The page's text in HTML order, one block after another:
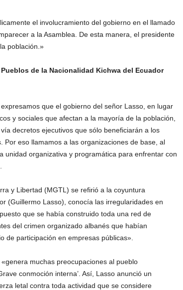
el involucramiento del gobierno en el llamado
a la Asamblea. De esta manera, el presidente
población.»
de la Nacionalidad Kichwa del Ecuador
que el gobierno del señor Lasso, en lugar
y sociales que afectan a la mayoría de la población,
decretos ejecutivos que sólo beneficiarán a los
eso llamamos a las organizaciones de base, al
unidad organizativa y programática para enfrentar con
y Libertad (MGTL) se refirió a la coyuntura
(Guillermo Lasso), conocía las irregularidades en
que se había construido toda una red de
del crimen organizado albanés que habían
de participación en empresas públicas».
muchas preocupaciones al pueblo
conmoción interna’. Así, Lasso anunció un
letal contra toda actividad que se considere